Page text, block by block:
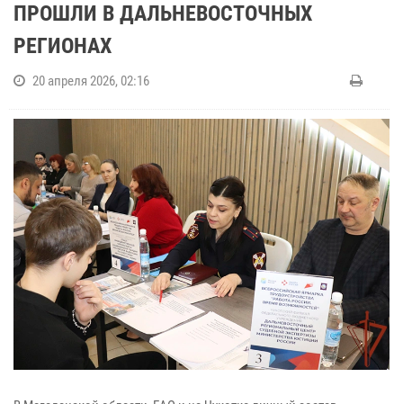
ПРОШЛИ В ДАЛЬНЕВОСТОЧНЫХ
РЕГИОНАХ
20 апреля 2026, 02:16